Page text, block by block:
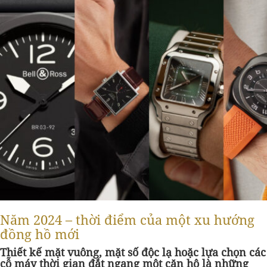
Năm 2024 – thời điểm của một xu hướng
đồng hồ mới
Thiết kế mặt vuông, mặt số độc lạ hoặc lựa chọn các
cỗ máy thời gian đắt ngang một căn hộ là những